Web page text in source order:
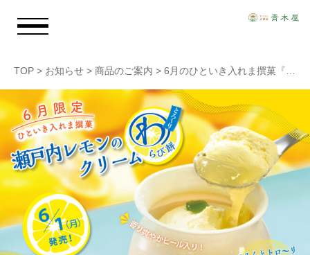
お知らせ
青木屋のおもい
商品情報
店舗情報
採用情報
TOP > お知らせ > 商品のご案内 > 6月のひといき入れま撰菓『瀬戸内レモンのクリームわらび餅』